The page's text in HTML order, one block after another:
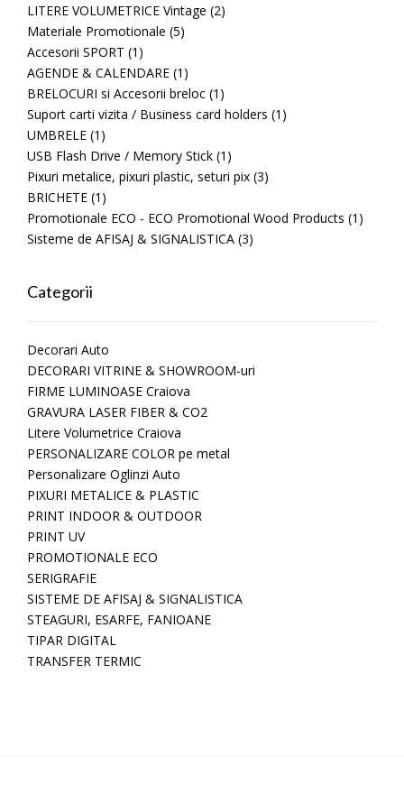
LITERE VOLUMETRICE Vintage (2)
Materiale Promotionale (5)
Accesorii SPORT (1)
AGENDE & CALENDARE (1)
BRELOCURI si Accesorii breloc (1)
Suport carti vizita / Business card holders (1)
UMBRELE (1)
USB Flash Drive / Memory Stick (1)
Pixuri metalice, pixuri plastic, seturi pix (3)
BRICHETE (1)
Promotionale ECO - ECO Promotional Wood Products (1)
Sisteme de AFISAJ & SIGNALISTICA (3)
Categorii
Decorari Auto
DECORARI VITRINE & SHOWROOM-uri
FIRME LUMINOASE Craiova
GRAVURA LASER FIBER & CO2
Litere Volumetrice Craiova
PERSONALIZARE COLOR pe metal
Personalizare Oglinzi Auto
PIXURI METALICE & PLASTIC
PRINT INDOOR & OUTDOOR
PRINT UV
PROMOTIONALE ECO
SERIGRAFIE
SISTEME DE AFISAJ & SIGNALISTICA
STEAGURI, ESARFE, FANIOANE
TIPAR DIGITAL
TRANSFER TERMIC